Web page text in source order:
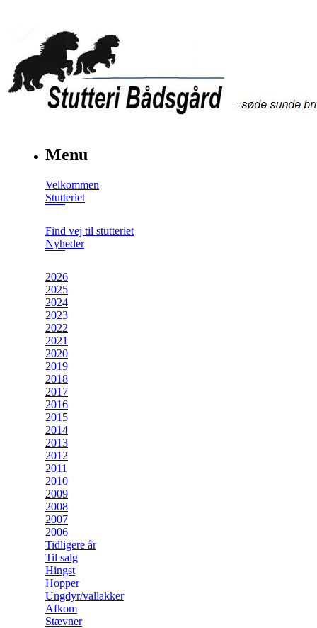
Menu
Velkommen
Stutteriet
Find vej til stutteriet
Nyheder
2026
2025
2024
2023
2022
2021
2020
2019
2018
2017
2016
2015
2014
2013
2012
2011
2010
2009
2008
2007
2006
Tidligere år
Til salg
Hingst
Hopper
Ungdyr/vallakker
Afkom
Stævner